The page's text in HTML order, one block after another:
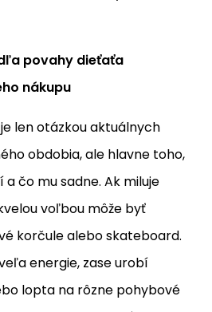
povahy dieťaťa
nákupu
len otázkou aktuálnych
obdobia, ale hlavne toho,
čo mu sadne. Ak miluje
voľbou môže byť
korčule alebo skateboard.
energie, zase urobí
lopta na rôzne pohybové